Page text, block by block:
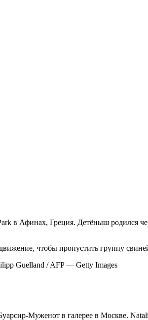
в Афинах, Греция. Детёныш родился
чтобы пропустить группу
Guelland / AFP — Getty Images
Муженот в галерее в Москве.